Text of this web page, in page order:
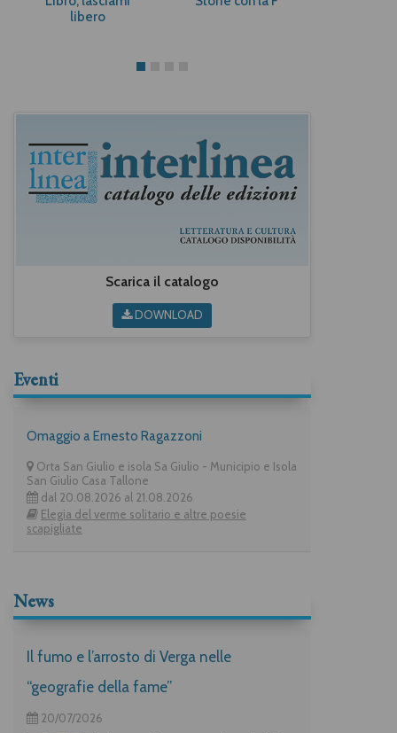
libero
Scarica il catalogo
DOWNLOAD
Eventi
Omaggio a Ernesto Ragazzoni
Orta San Giulio e isola Sa Giulio - Municipio e Isola
San Giulio Casa Tallone
dal 20.08.2026 al 21.08.2026
Elegia del verme solitario e altre poesie
scapigliate
News
Il fumo e l’arrosto di Verga nelle
“geografie della fame”
20/07/2026